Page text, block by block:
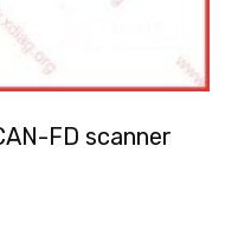
FD scanner